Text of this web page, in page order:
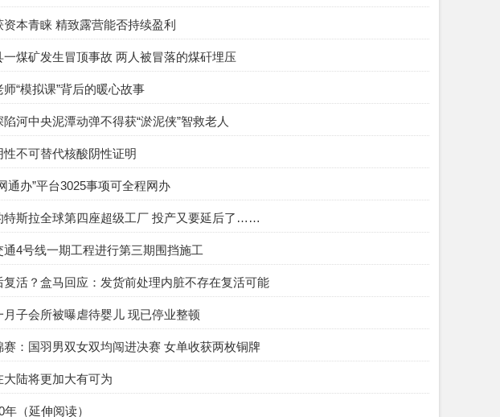
本青睐 精致露营能否持续盈利
一煤矿发生冒顶事故 两人被冒落的煤矸埋压
“模拟课”背后的暖心故事
河中央泥潭动弹不得获“淤泥侠”智救老人
性不可替代核酸阴性证明
通办”平台3025事项可全程网办
特斯拉全球第四座超级工厂 投产又要延后了……
通4号线一期工程进行第三期围挡施工
复活？盒马回应：发货前处理内脏不存在复活可能
月子会所被曝虐待婴儿 现已停业整顿
赛：国羽男双女双均闯进决赛 女单收获两枚铜牌
大陆将更加大有可为
（延伸阅读）